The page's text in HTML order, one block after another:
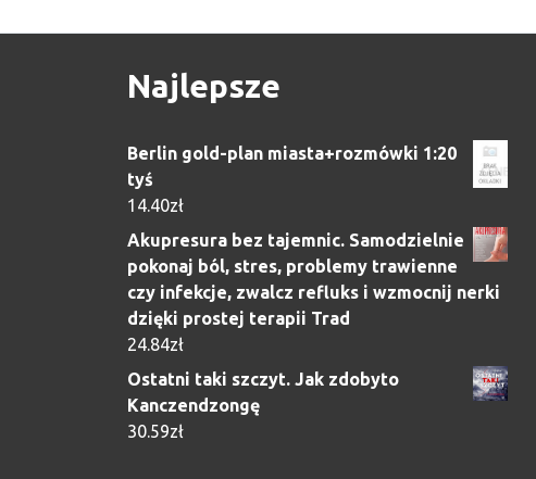
Najlepsze
Berlin gold-plan miasta+rozmówki 1:20
tyś
14.40zł
Akupresura bez tajemnic. Samodzielnie
pokonaj ból, stres, problemy trawienne
czy infekcje, zwalcz refluks i wzmocnij nerki
dzięki prostej terapii Trad
24.84zł
Ostatni taki szczyt. Jak zdobyto
Kanczendzongę
30.59zł